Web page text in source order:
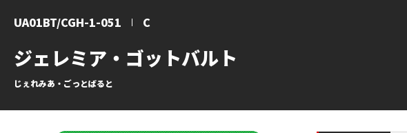
ジェレミア・ゴットバルト
じぇれみあ・ごっとばると
UA01BT/CGH-1-051 C